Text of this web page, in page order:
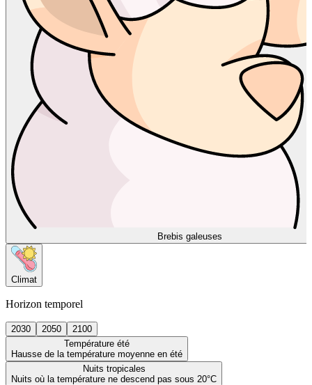
Brebis galeuses
Climat
Horizon temporel
2030 2050
2100
Température été
Hausse de la température moyenne en été
Nuits tropicales
Nuits où la température ne descend pas sous 20°C